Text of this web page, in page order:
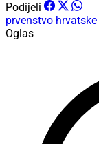
Podijeli
prvenstvo hrvatske
Oglas